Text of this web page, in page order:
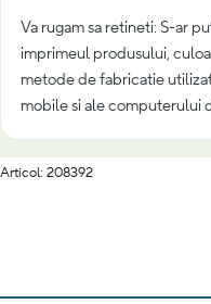
Va rugam sa retineti: S-ar
imprimeul produsului,
metode de fabricatie
mobile si ale computerului
Articol: 208392